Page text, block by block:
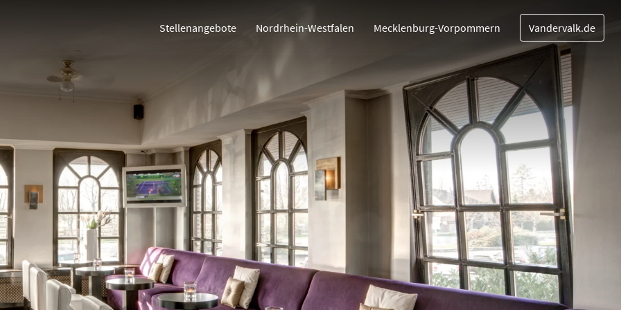
Stellenangebote Nordrhein-Westfalen Mecklenburg-Vorpommern Vandervalk.de